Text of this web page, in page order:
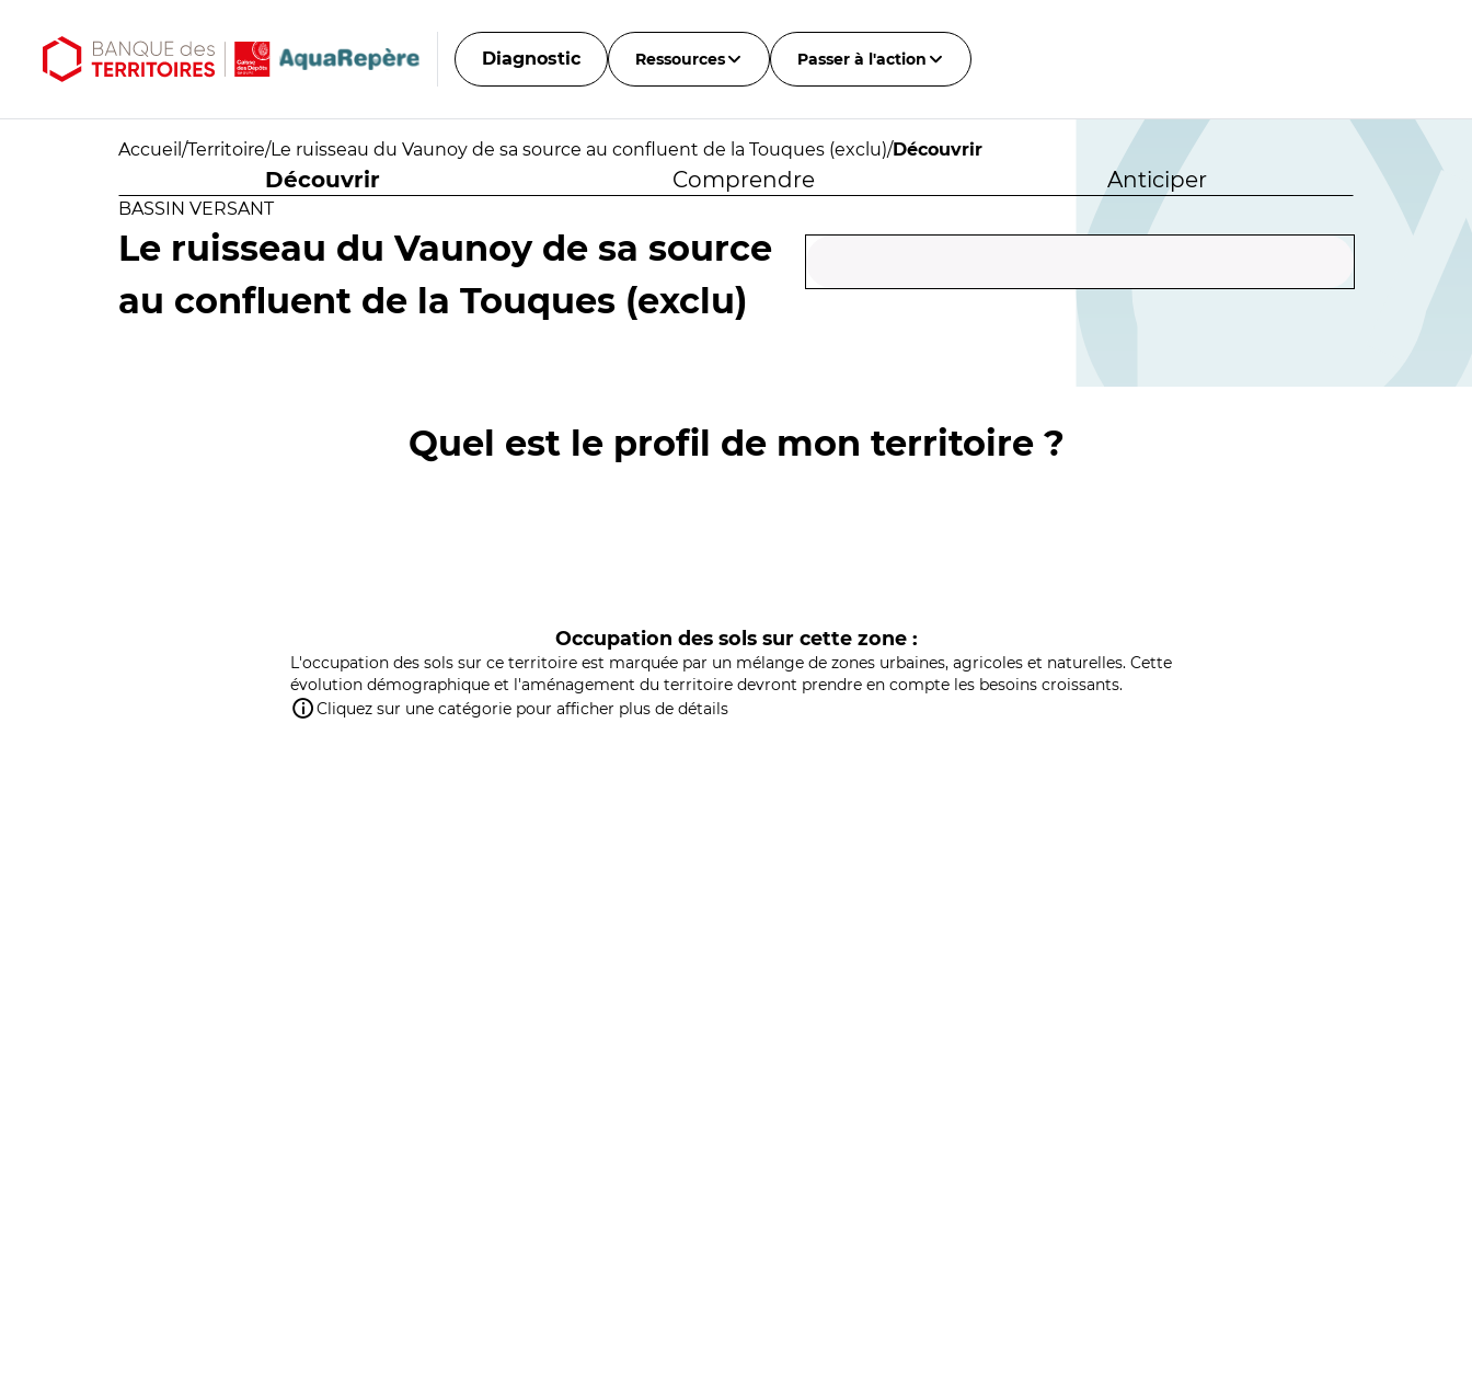
Diagnostic Ressources Passer à l'action
Accueil /Territoire/Le ruisseau du Vaunoy de sa source au confluent de la Touques (exclu)/Découvrir
Découvrir Comprendre Anticiper
BASSIN VERSANT
Le ruisseau du Vaunoy de sa source
au confluent de la Touques (exclu)
Quel est le profil de mon territoire ?
Occupation des sols sur cette zone :
L'occupation des sols sur ce territoire est marquée par un mélange de zones urbaines, agricoles et naturelles. Cette
évolution démographique et l'aménagement du territoire devront prendre en compte les besoins croissants.
Cliquez sur une catégorie pour afficher plus de détails